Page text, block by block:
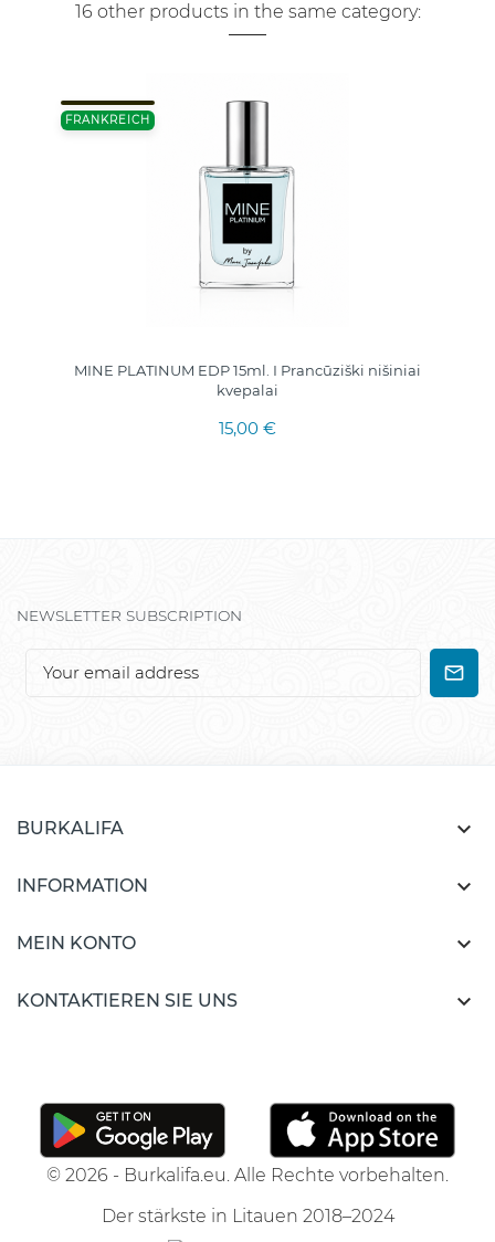
16 other products in the same category:
FRANKREICH
MINE PLATINUM EDP 15ml. I Prancūziški nišiniai
kvepalai
15,00 €
NEWSLETTER SUBSCRIPTION
BURKALIFA 
INFORMATION 
MEIN KONTO 
KONTAKTIEREN SIE UNS 
© 2026 - Burkalifa.eu. Alle Rechte vorbehalten.
Der stärkste in Litauen 2018–2024